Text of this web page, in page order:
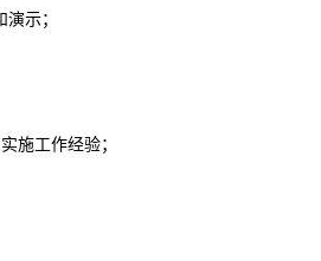
示；
施工作经验；